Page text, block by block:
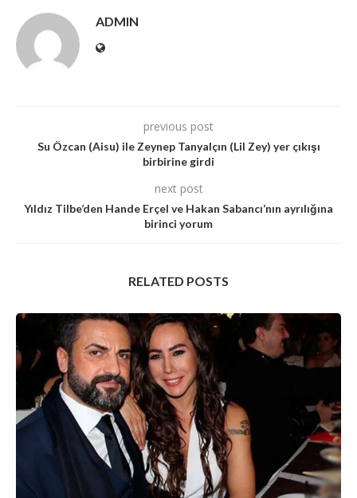
ADMIN
previous post
Su Özcan (Aisu) ile Zeynep Tanyalçın (Lil Zey) yer çıkışı
birbirine girdi
next post
Yıldız Tilbe’den Hande Erçel ve Hakan Sabancı’nın ayrılığına
birinci yorum
RELATED POSTS